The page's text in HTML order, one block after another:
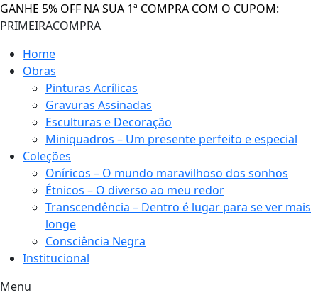
GANHE 5% OFF NA SUA 1ª COMPRA COM O CUPOM:
PRIMEIRACOMPRA
Home
Obras
Pinturas Acrílicas
Gravuras Assinadas
Esculturas e Decoração
Miniquadros – Um presente perfeito e especial
Coleções
Oníricos – O mundo maravilhoso dos sonhos
Étnicos – O diverso ao meu redor
Transcendência – Dentro é lugar para se ver mais
longe
Consciência Negra
Institucional
Menu